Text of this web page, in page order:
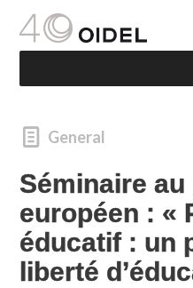
General
Séminaire
européen : «
éducatif : un
liberté